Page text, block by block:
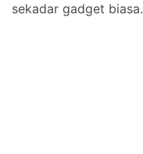
sekadar gadget biasa.